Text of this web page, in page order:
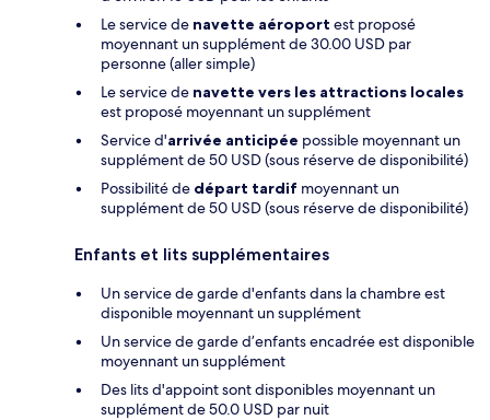
Le service de navette aéroport est proposé
moyennant un supplément de 30.00 USD par
personne (aller simple)
Le service de navette vers les attractions locales
est proposé moyennant un supplément
Service d'arrivée anticipée possible moyennant un
supplément de 50 USD (sous réserve de disponibilité)
Possibilité de départ tardif moyennant un
supplément de 50 USD (sous réserve de disponibilité)
Enfants et lits supplémentaires
Un service de garde d'enfants dans la chambre est
disponible moyennant un supplément
Un service de garde d’enfants encadrée est disponible
moyennant un supplément
Des lits d'appoint sont disponibles moyennant un
supplément de 50.0 USD par nuit